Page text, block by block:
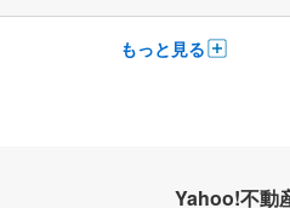
もっと見る
Yahoo!不動